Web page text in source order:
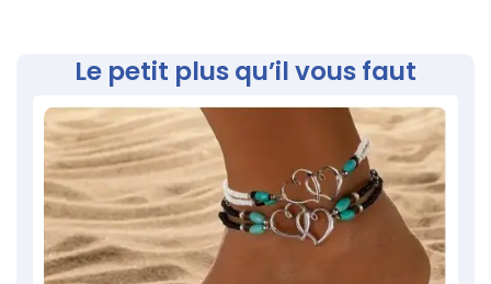
Le petit plus qu’il vous faut